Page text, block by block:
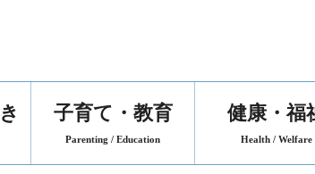
子育て・教育
Parenting / Education
健康・福
Health / Welfare